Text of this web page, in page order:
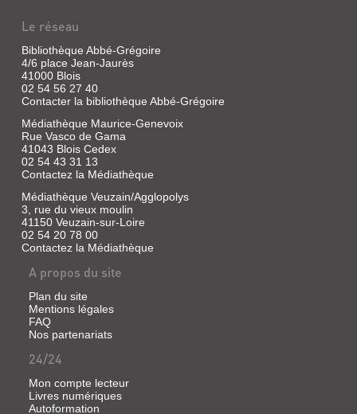
Le réseau
Bibliothèque Abbé-Grégoire
4/6 place Jean-Jaurès
41000 Blois
02 54 56 27 40
Contacter la bibliothèque Abbé-Grégoire
Médiathèque Maurice-Genevoix
Rue Vasco de Gama
41043 Blois Cedex
02 54 43 31 13
Contactez la Médiathèque
Médiathèque Veuzain/Agglopolys
3, rue du vieux moulin
41150 Veuzain-sur-Loire
02 54 20 78 00
Contactez la Médiathèque
A propos du site
Plan du site
Mentions légales
FAQ
Nos partenariats
24/24
Mon compte lecteur
Livres numériques
Autoformation